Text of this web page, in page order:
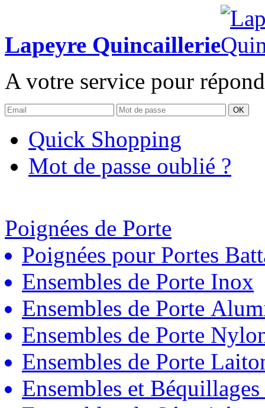
Lapeyre Quincaillerie
A votre service pour
OK
Quick Shopping
Mot de passe oublié ?
Poignées de Porte
Poignées pour Portes
Ensembles de Porte Inox
Ensembles de Porte
Ensembles de Porte
Ensembles de Porte
Ensembles et